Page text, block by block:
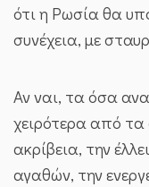
ότι η Ρωσία θα
συνέχεια, με
Αν ναι, τα όσα
χειρότερα από
ακρίβεια, την
αγαθών, την